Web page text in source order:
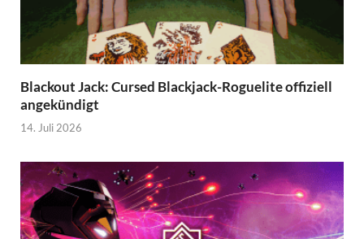
Blackout Jack: Cursed Blackjack-Roguelite offiziell
angekündigt
14. Juli 2026